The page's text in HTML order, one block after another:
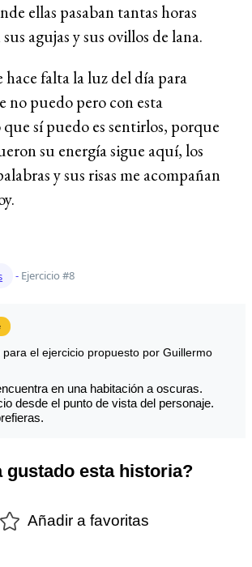
ellas pasaban tantas horas
agujas y sus ovillos de lana.
falta la luz del día para
no puedo pero con esta
sí puedo es sentirlos, porque
su energía sigue aquí, los
y sus risas me acompañan
- Ejercicio #8
para el ejercicio propuesto por Guillermo
en una habitación a oscuras.
desde el punto de vista del personaje.
gustado esta historia?
Añadir a favoritas